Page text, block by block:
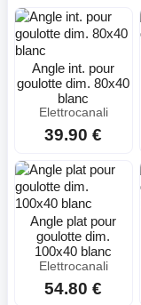
Angle int. pour
goulotte dim. 80x40
blanc
Elettrocanali
39.90 €
Angle plat pour
goulotte dim.
100x40 blanc
Elettrocanali
54.80 €